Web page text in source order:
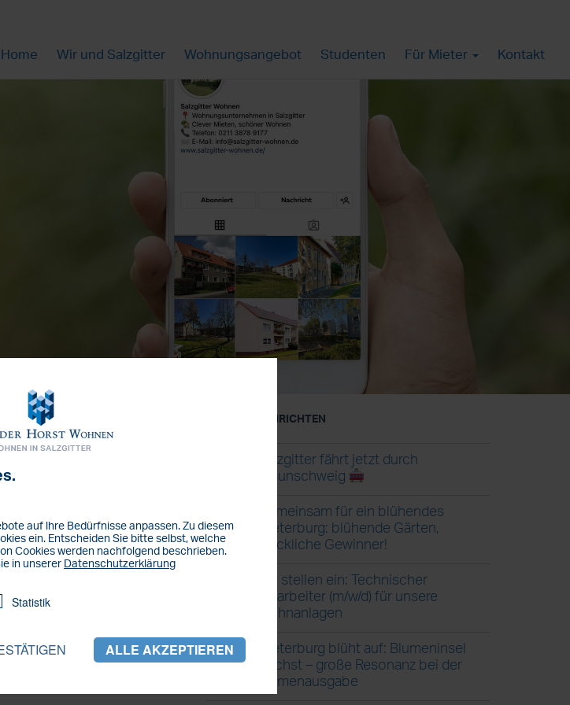
Home Wir und Salzgitter Wohnungsangebot Studenten Für Mieter Kontakt
& Aktionen nicht
LETZTE NACHRICHTEN
Salzgitter fährt jetzt durch
Braunschweig
Gemeinsam für ein blühendes
Steterburg: blühende Gärten,
glückliche Gewinner!
Wir stellen ein: Technischer
Mitarbeiter (m/w/d) für unsere
Wohnanlagen
Steterburg blüht auf: Blumeninsel
wächst – große Resonanz bei der
Blumenausgabe
auf lhre Bedürfnisse anpassen. Zu diesem
ein. Entscheiden Sie bitte selbst, welche
Cookies werden nachfolgend beschrieben.
in unserer Datenschutzerklärung
Statistik
ALLE AKZEPTIEREN